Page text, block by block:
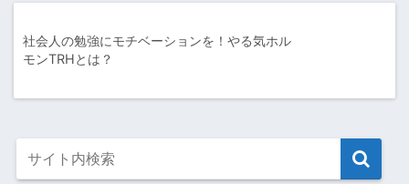
社会人の勉強にモチベーションを！やる気ホル
モンTRHとは？